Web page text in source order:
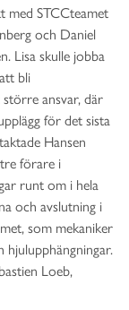
med STCC­teamet
och Daniel
Lisa skulle jobba
bli
ansvar, där
för det sista
Hansen
förare i
runt om i hela
och avslutning i
som mekaniker
Loeb,